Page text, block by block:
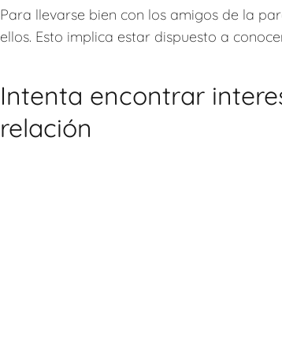
Para llevarse bien con los amigos de la
ellos. Esto implica estar dispuesto a
Intenta encontrar
relación